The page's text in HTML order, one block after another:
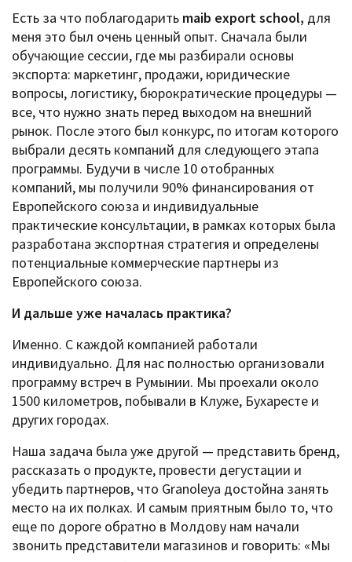
Есть за что поблагодарить maib export school, для
меня это был очень ценный опыт. Сначала были
обучающие сессии, где мы разбирали основы
экспорта: маркетинг, продажи, юридические
вопросы, логистику, бюрократические процедуры —
все, что нужно знать перед выходом на внешний
рынок. После этого был конкурс, по итогам которого
выбрали десять компаний для следующего этапа
программы. Будучи в числе 10 отобранных
компаний, мы получили 90% финансирования от
Европейского союза и индивидуальные
практические консультации, в рамках которых была
разработана экспортная стратегия и определены
потенциальные коммерческие партнеры из
Европейского союза.
И дальше уже началась практика?
Именно. С каждой компанией работали
индивидуально. Для нас полностью организовали
программу встреч в Румынии. Мы проехали около
1500 километров, побывали в Клуже, Бухаресте и
других городах.
Наша задача была уже другой — представить бренд,
рассказать о продукте, провести дегустации и
убедить партнеров, что Granoleya достойна занять
место на их полках. И самым приятным было то, что
еще по дороге обратно в Молдову нам начали
звонить представители магазинов и говорить: «Мы